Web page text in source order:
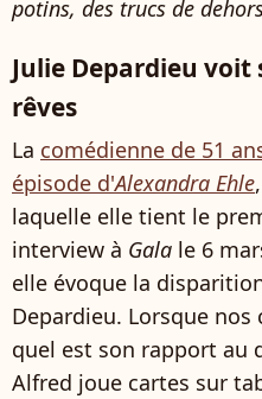
potins, des trucs de
Julie Depardieu voit
rêves
La comédienne de 51
épisode d'Alexandra Ehle
laquelle elle tient le
interview à Gala le 6
elle évoque la
Depardieu. Lorsque
quel est son rapport au
Alfred joue cartes sur